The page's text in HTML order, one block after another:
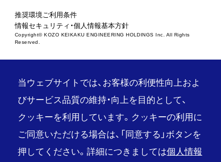
推奨環境ご利用条件
情報セキュリティ・個人情報基本方針
Copyright© KOZO KEIKAKU ENGINEERING HOLDINGS Inc. All Rights
Reserved.
当ウェブサイトでは、お客様の利便性向上およ
びサービス品質の維持・向上を目的として、
クッキーを利用しています。クッキーの利用に
ご同意いただける場合は、「同意する」ボタンを
押してください。詳細につきましては個人情報